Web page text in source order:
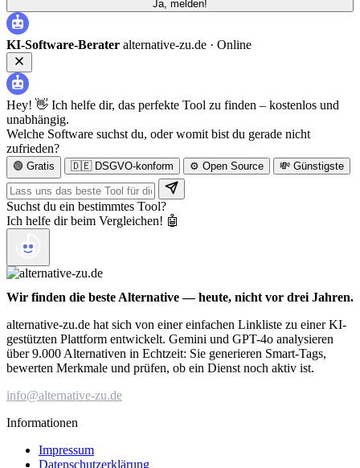
Ja, melden!
KI-Software-Berater alternative-zu.de · Online
Hey! 👋 Ich helfe dir, das perfekte Tool zu finden – kostenlos und
unabhängig.
Welche Software suchst du, oder womit bist du gerade nicht
zufrieden?
🟢 Gratis 🇩🇪 DSGVO-konform ⚙️ Open Source 💸 Günstigste
Suchst du ein bestimmtes Tool?
Ich helfe dir beim Vergleichen! 🤖
Wir finden die beste Alternative — heute, nicht vor drei Jahren.
alternative-zu.de hat sich von einer einfachen Linkliste zu einer KI-
gestützten Plattform entwickelt. Gemini und GPT-4o analysieren
über 9.000 Alternativen in Echtzeit: Sie generieren Smart-Tags,
bewerten Merkmale und prüfen, ob ein Dienst noch aktiv ist.
info@alternative-zu.de
Informationen
Impressum
Datenschutzerklärung